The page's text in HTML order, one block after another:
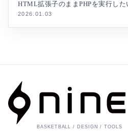
HTML拡張子のままPHPを実行した
2026.01.03
BASKETBALL / DESIGN / TOOLS